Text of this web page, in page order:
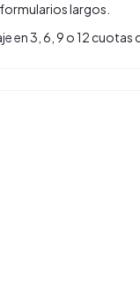
largos.
en 3, 6, 9 o 12